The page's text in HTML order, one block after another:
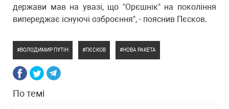
держави мав на увазі, що "Орєшнік" на покоління
випереджає існуючі озброєння", - пояснив Пєсков.
ВОЛОДИМИР ПУТІН ПЄСКОВ НОВА РАКЕТА
По темі